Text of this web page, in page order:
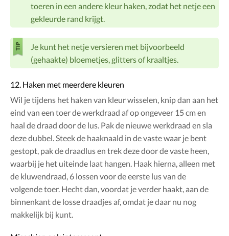
toeren in een andere kleur haken, zodat het netje een
gekleurde rand krijgt.
Je kunt het netje versieren met bijvoorbeeld
(gehaakte) bloemetjes, glitters of kraaltjes.
12. Haken met meerdere kleuren
Wil je tijdens het haken van kleur wisselen, knip dan aan het
eind van een toer de werkdraad af op ongeveer 15 cm en
haal de draad door de lus. Pak de nieuwe werkdraad en sla
deze dubbel. Steek de haaknaald in de vaste waar je bent
gestopt, pak de draadlus en trek deze door de vaste heen,
waarbij je het uiteinde laat hangen. Haak hierna, alleen met
de kluwendraad, 6 lossen voor de eerste lus van de
volgende toer. Hecht dan, voordat je verder haakt, aan de
binnenkant de losse draadjes af, omdat je daar nu nog
makkelijk bij kunt.